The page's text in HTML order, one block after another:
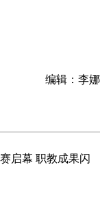
编辑：李娜
启幕 职教成果闪